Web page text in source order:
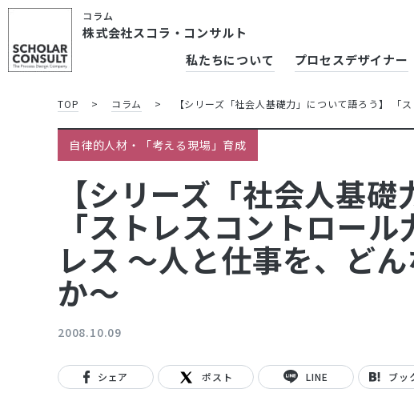
コラム
株式会社スコラ・コンサルト
私たちについて プロセスデザイナー
TOP > コラム > 【シリーズ「社会人基礎力」について語ろう】
自律的人材・「考える現場」育成
【シリーズ「社会人基礎
「ストレスコントロー
レス ～人と仕事を、ど
か～
2008.10.09
シェア ポスト LINE ブッ